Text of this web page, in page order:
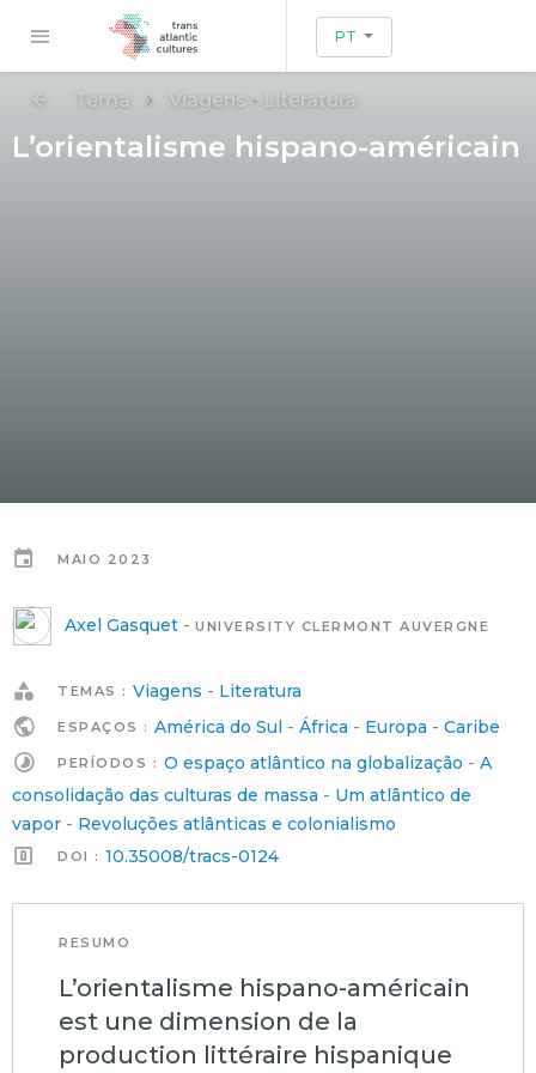
PT
Tema Viagens - Literatura
L’orientalisme hispano-américain
MAIO 2023
Axel Gasquet - UNIVERSITY CLERMONT AUVERGNE
TEMAS : Viagens - Literatura
ESPAÇOS : América do Sul - África - Europa - Caribe
PERÍODOS : O espaço atlântico na globalização - A
consolidação das culturas de massa - Um atlântico de
vapor - Revoluções atlânticas e colonialismo
DOI : 10.35008/tracs-0124
RESUMO
L’orientalisme hispano-américain
est une dimension de la
production littéraire hispanique